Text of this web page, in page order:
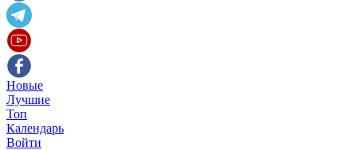
Новые
Лучшие
Топ
Календарь
Войти